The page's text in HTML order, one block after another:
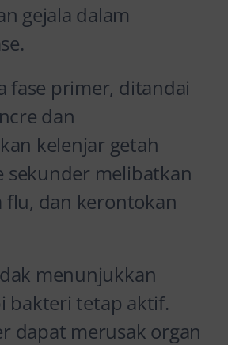
gejala dalam
fase primer, ditandai
dan
kelenjar getah
sekunder melibatkan
flu, dan kerontokan
menunjukkan
bakteri tetap aktif.
dapat merusak organ